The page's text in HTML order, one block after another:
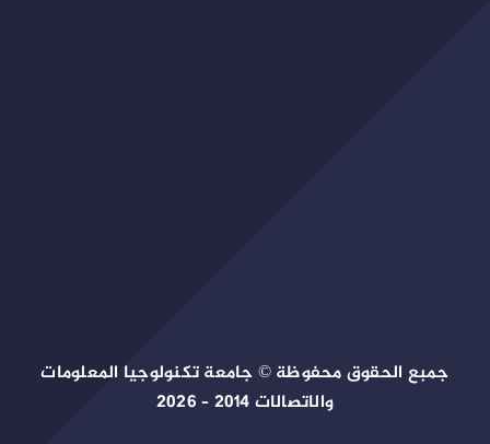
جمبع الحقوق محفوظة © جامعة تكنولوجيا المعلومات
والاتصالات 2014 – 2026